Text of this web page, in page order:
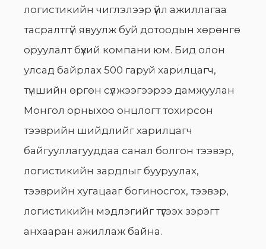
логистикийн чиглэлээр үйл ажиллагаа
тасралтгүй явуулж буй дотоодын хөрөнгө
оруулалт бүхий компани юм. Бид олон
улсад байрлах 500 гаруй харилцагч,
түншийн өргөн сүлжээгээрээ дамжуулан
Монгол орныхоо онцлогт тохирсон
тээврийн шийдлийг харилцагч
байгууллагууддаа санал болгон тээвэр,
логистикийн зардлыг бууруулах,
тээврийн хугацааг богиносгох, тээвэр,
логистикийн мэдлэгийг түгээх зэрэгт
анхааран ажиллаж байна.